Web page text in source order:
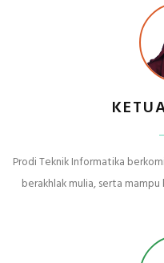
Prodi Teknik Informatika
berakhlak mulia, serta